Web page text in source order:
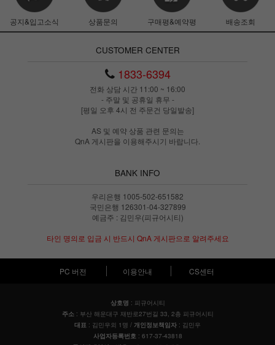
공지&입고소식 상품문의 구매평&예약평 배송조회
CUSTOMER CENTER
1833-6394
전화 상담 시간 11:00 ~ 16:00
- 주말 및 공휴일 휴무 -
[평일 오후 4시 전 주문건 당일발송]
AS 및 예약 상품 관련 문의는
QnA 게시판을 이용해주시기 바랍니다.
BANK INFO
우리은행 1005-502-651582
국민은행 126301-04-327899
예금주 : 김민우(피규어시티)
타인 명의로 입금 시 반드시 QnA 게시판으로 알려주세요
PC 버전 이용안내 CS센터
상호명 : 피규어시티
주소: 부산 해운대구 재반로27번길 33, 2층 피규어시티
대표 : 김민우외 1명 / 개인정보책임자 : 김민우
사업자등록번호: 617-37-43818